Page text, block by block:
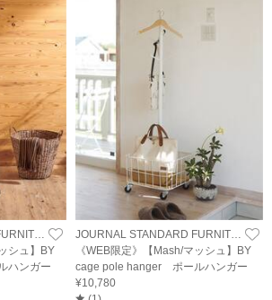
シュ】BY
ハンガー
《WEB限定》【Mash/マッシュ】BY
cage pole hanger ポールハンガー
¥10,780